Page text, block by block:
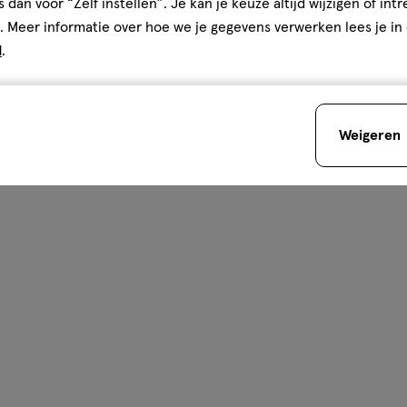
dan voor “Zelf instellen”. Je kan je keuze altijd wijzigen of
. Meer informatie over hoe we je gegevens verwerken lees je in
.
Weigeren